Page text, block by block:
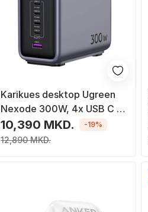
Karikues desktop Ugreen
Nexode 300W, 4x USB C 1x
USB A, PD 3.1 GaN, gri
10,390 MKD.
12,890 MKD.
-19%